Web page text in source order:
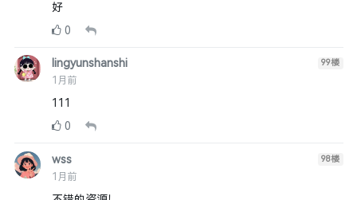
好
0
lingyunshanshi
1月前
99楼
111
0
wss
1月前
98楼